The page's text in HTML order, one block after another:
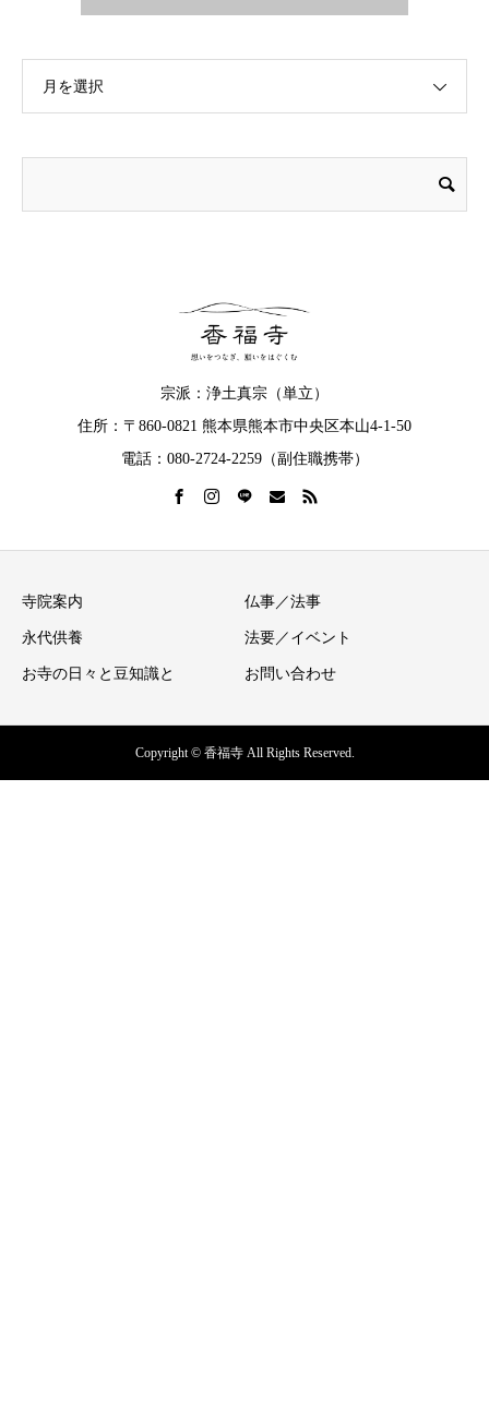
月を選択
宗派：浄土真宗（単立）
住所：〒860-0821 熊本県熊本市中央区本山4-1-50
電話：080-2724-2259（副住職携帯）
寺院案内 仏事／法事
永代供養 法要／イベント
お寺の日々と豆知識と お問い合わせ
Copyright © 香福寺 All Rights Reserved.